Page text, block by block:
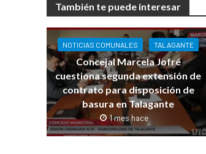
También te puede interesar
NOTICIAS COMUNALES TALAGANTE
Concejal Marcela Jofré
cuestiona segunda extensión de
contrato para disposición de
basura en Talagante
1 mes hace